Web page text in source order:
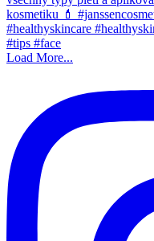
Load More...